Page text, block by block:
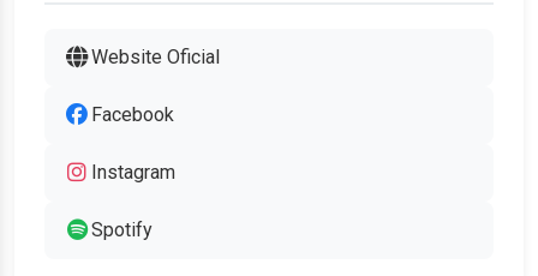
Website Oficial
Facebook
Instagram
Spotify